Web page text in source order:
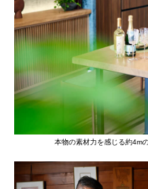
本物の素材力を感じる約4m